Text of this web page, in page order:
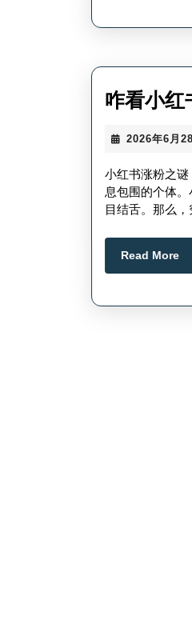
咋看小红
2026年6月
小红书涨粉之
息包围的个体
目结舌。那么
Read More